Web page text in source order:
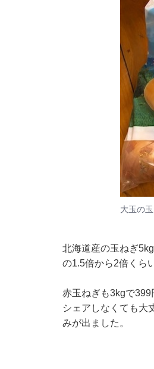
大玉の
北海道産の玉ねぎ
の1.5倍から2倍くら
赤玉ねぎも3kgで399
シェアしなくても大
みが出ました。